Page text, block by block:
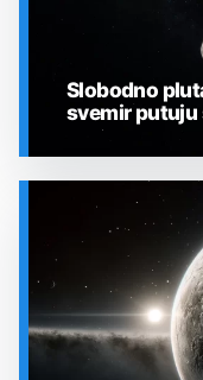
SVEMIR
Slobodno
svemir putuju